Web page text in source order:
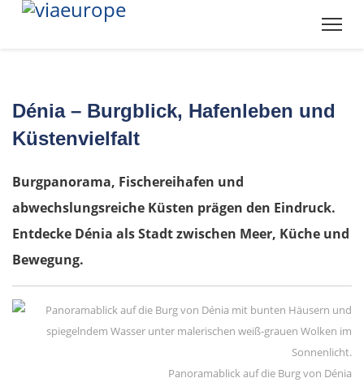
Dénia – Burgblick, Hafenleben und
Küstenvielfalt
Burgpanorama, Fischereihafen und
abwechslungsreiche Küsten prägen den Eindruck.
Entdecke Dénia als Stadt zwischen Meer, Küche und
Bewegung.
Panoramablick auf die Burg von Dénia